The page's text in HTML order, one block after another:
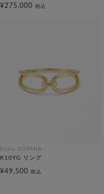
¥275,000 税込
bijou SOPHIA
K10YG リング
¥49,500 税込